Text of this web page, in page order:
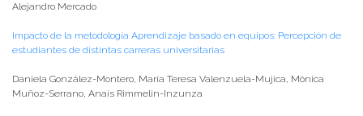
Alejandro Mercado
Impacto de la metodología Aprendizaje basado en equipos: Percepción de
estudiantes de distintas carreras universitarias
Daniela González-Montero, María Teresa Valenzuela-Mujica, Mónica
Muñoz-Serrano, Anaís Rimmelin-Inzunza